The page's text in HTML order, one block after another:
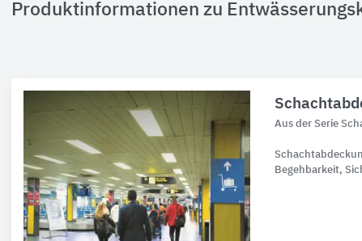
Produktinformationen zu
Aus der Serie
Begehbarkeit,